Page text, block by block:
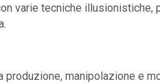
varie tecniche illusionistiche,
produzione, manipolazione e